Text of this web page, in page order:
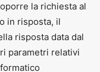
la richiesta al
in risposta, il
risposta data dal
parametri relativi